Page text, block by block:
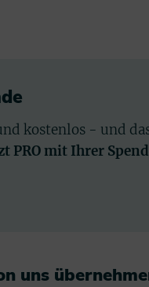
kostenlos - und
PRO mit Ihrer
uns